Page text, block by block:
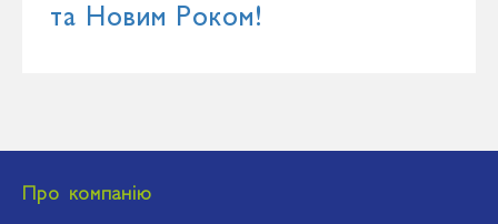
та Новим Роком!
Про компанію